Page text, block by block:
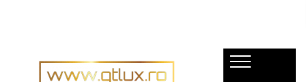
Rochii dama
Pijamale barbati